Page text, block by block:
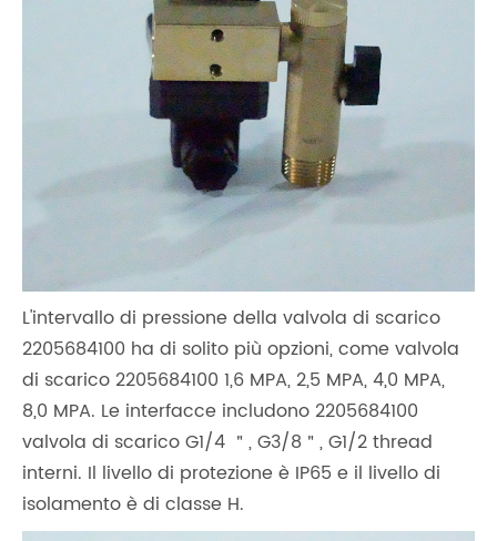
L'intervallo di pressione della valvola di scarico
2205684100 ha di solito più opzioni, come valvola
di scarico 2205684100 1,6 MPA, 2,5 MPA, 4,0 MPA,
8,0 MPA. Le interfacce includono 2205684100
valvola di scarico G1/4 ＂, G3/8＂, G1/2 thread
interni. Il livello di protezione è IP65 e il livello di
isolamento è di classe H.